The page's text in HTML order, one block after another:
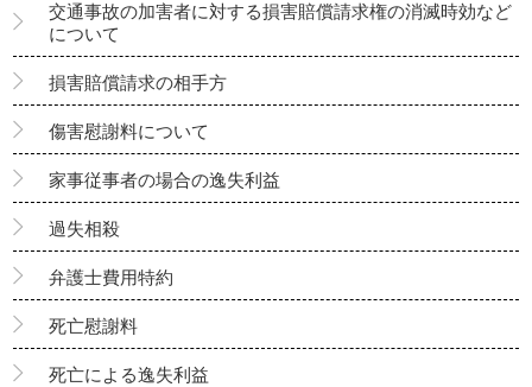
交通事故の加害者に対する損害賠償請求権の消滅時効など
について
損害賠償請求の相手方
傷害慰謝料について
家事従事者の場合の逸失利益
過失相殺
弁護士費用特約
死亡慰謝料
死亡による逸失利益